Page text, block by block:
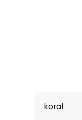
koral: